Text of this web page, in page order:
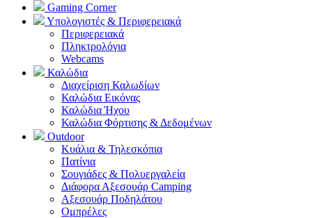
Gaming Corner
Υπολογιστές & Περιφερειακά
Περιφερειακά
Πληκτρολόγια
Webcams
Καλώδια
Διαχείριση Καλωδίων
Καλώδια Εικόνας
Καλώδια Ήχου
Καλώδια Φόρτισης & Δεδομένων
Outdoor
Κυάλια & Τηλεσκόπια
Πατίνια
Σουγιάδες & Πολυεργαλεία
Διάφορα Αξεσουάρ Camping
Αξεσουάρ Ποδηλάτου
Ομπρέλες